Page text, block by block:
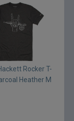
Rocker T-
Heather M